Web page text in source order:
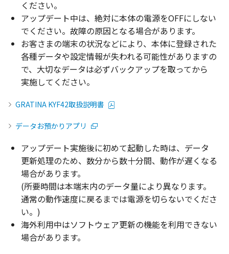
ください。
アップデート中は、 絶対に本体の電源をOFFにしない
でください。 故障の原因となる場合があります。
お客さまの端末の状況などにより、 本体に登録された
各種データや設定情報が失われる可能性がありますの
で、 大切なデータは必ずバックアップを取ってから
実施してください。
GRATINA KYF42取扱説明書
データお預かりアプリ
アップデート実施後に初めて起動した時は、 データ
更新処理のため、 数分から数十分間、 動作が遅くなる
場合があります。
(所要時間は本端末内のデータ量により異なります。
通常の動作速度に戻るまでは電源を切らないでくださ
い。)
海外利用中はソフトウェア更新の機能を利用できない
場合があります。